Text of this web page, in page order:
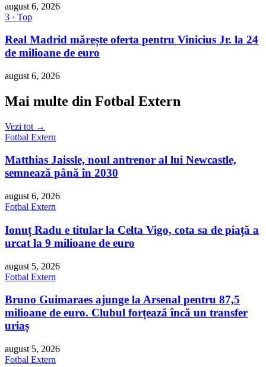
august 6, 2026
3 · Top
Real Madrid mărește oferta pentru Vinicius Jr. la 24
de milioane de euro
august 6, 2026
Mai multe din Fotbal Extern
Vezi tot →
Fotbal Extern
Matthias Jaissle, noul antrenor al lui Newcastle,
semnează până în 2030
august 6, 2026
Fotbal Extern
Ionuț Radu e titular la Celta Vigo, cota sa de piață a
urcat la 9 milioane de euro
august 5, 2026
Fotbal Extern
Bruno Guimaraes ajunge la Arsenal pentru 87,5
milioane de euro. Clubul forțează încă un transfer
uriaș
august 5, 2026
Fotbal Extern